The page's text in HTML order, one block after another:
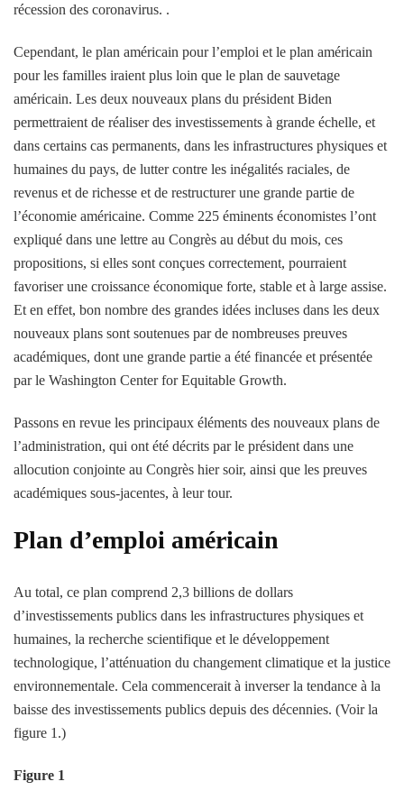
récession des coronavirus. .
Cependant, le plan américain pour l’emploi et le plan américain
pour les familles iraient plus loin que le plan de sauvetage
américain. Les deux nouveaux plans du président Biden
permettraient de réaliser des investissements à grande échelle, et
dans certains cas permanents, dans les infrastructures physiques et
humaines du pays, de lutter contre les inégalités raciales, de
revenus et de richesse et de restructurer une grande partie de
l’économie américaine. Comme 225 éminents économistes l’ont
expliqué dans une lettre au Congrès au début du mois, ces
propositions, si elles sont conçues correctement, pourraient
favoriser une croissance économique forte, stable et à large assise.
Et en effet, bon nombre des grandes idées incluses dans les deux
nouveaux plans sont soutenues par de nombreuses preuves
académiques, dont une grande partie a été financée et présentée
par le Washington Center for Equitable Growth.
Passons en revue les principaux éléments des nouveaux plans de
l’administration, qui ont été décrits par le président dans une
allocution conjointe au Congrès hier soir, ainsi que les preuves
académiques sous-jacentes, à leur tour.
Plan d’emploi américain
Au total, ce plan comprend 2,3 billions de dollars
d’investissements publics dans les infrastructures physiques et
humaines, la recherche scientifique et le développement
technologique, l’atténuation du changement climatique et la justice
environnementale. Cela commencerait à inverser la tendance à la
baisse des investissements publics depuis des décennies. (Voir la
figure 1.)
Figure 1